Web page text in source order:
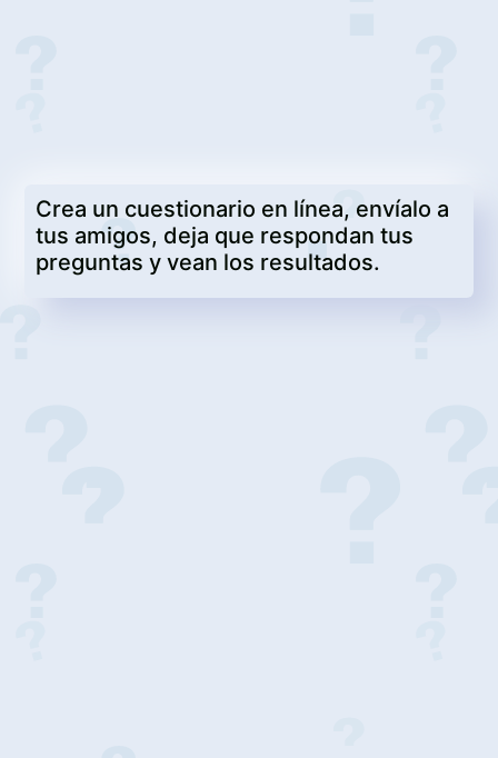
Crea un cuestionario en línea, envíalo a
tus amigos, deja que respondan tus
preguntas y vean los resultados.